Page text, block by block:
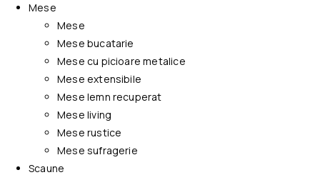
Mese
Mese
Mese bucatarie
Mese cu picioare metalice
Mese extensibile
Mese lemn recuperat
Mese living
Mese rustice
Mese sufragerie
Scaune